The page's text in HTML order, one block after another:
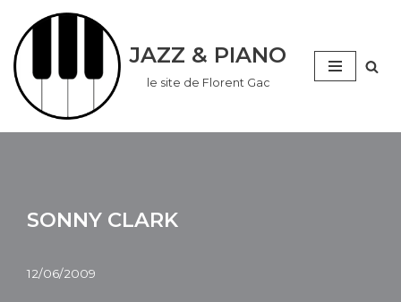
Aller
au
contenu
JAZZ & PIANO
le site de Florent Gac
SONNY CLARK
12/06/2009